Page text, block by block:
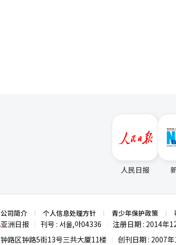
人民日报
公司简介 个人信息处理方针 青少年保护政策
亚洲日报 刊号 : 서울,아04336 注册日期 : 2014年
钟路区钟路5街13号三共大厦11楼
创刊日期 : 2007